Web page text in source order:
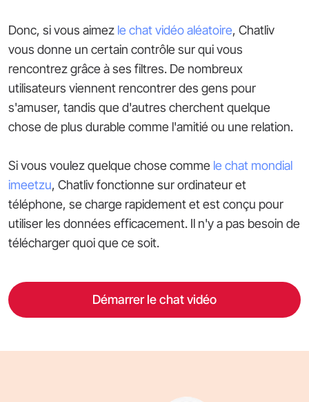
Donc, si vous aimez le chat vidéo aléatoire, Chatliv
vous donne un certain contrôle sur qui vous
rencontrez grâce à ses filtres. De nombreux
utilisateurs viennent rencontrer des gens pour
s'amuser, tandis que d'autres cherchent quelque
chose de plus durable comme l'amitié ou une relation.
Si vous voulez quelque chose comme le chat mondial
imeetzu, Chatliv fonctionne sur ordinateur et
téléphone, se charge rapidement et est conçu pour
utiliser les données efficacement. Il n'y a pas besoin de
télécharger quoi que ce soit.
Démarrer le chat vidéo